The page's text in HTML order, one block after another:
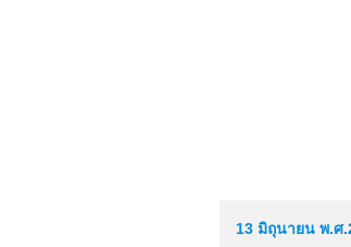
13 มิถุนายน พ.ศ